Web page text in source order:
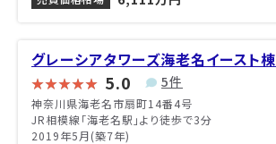
グレーシアタワーズ海老名イースト棟
5.0 5件
神奈川県海老名市扇町14番4号
JR相模線「海老名駅」より徒歩で3分
2019年5月(築7年)